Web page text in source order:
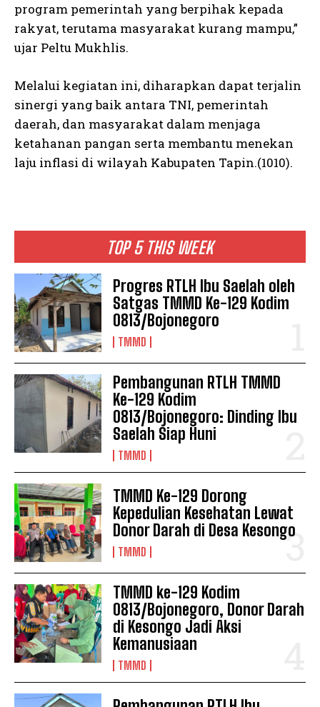
TOP 5 THIS WEEK
Progres RTLH Ibu Saelah oleh
Satgas TMMD Ke-129 Kodim
0813/Bojonegoro
TMMD
Pembangunan RTLH TMMD
Ke-129 Kodim
0813/Bojonegoro: Dinding Ibu
Saelah Siap Huni
TMMD
TMMD Ke-129 Dorong
Kepedulian Kesehatan Lewat
Donor Darah di Desa Kesongo
TMMD
TMMD ke-129 Kodim
0813/Bojonegoro, Donor Darah
di Kesongo Jadi Aksi
Kemanusiaan
TMMD
program pemerintah yang berpihak kepada
rakyat, terutama masyarakat kurang mampu,”
ujar Peltu Mukhlis.
Melalui kegiatan ini, diharapkan dapat terjalin
sinergi yang baik antara TNI, pemerintah
daerah, dan masyarakat dalam menjaga
ketahanan pangan serta membantu menekan
laju inflasi di wilayah Kabupaten Tapin.(1010).